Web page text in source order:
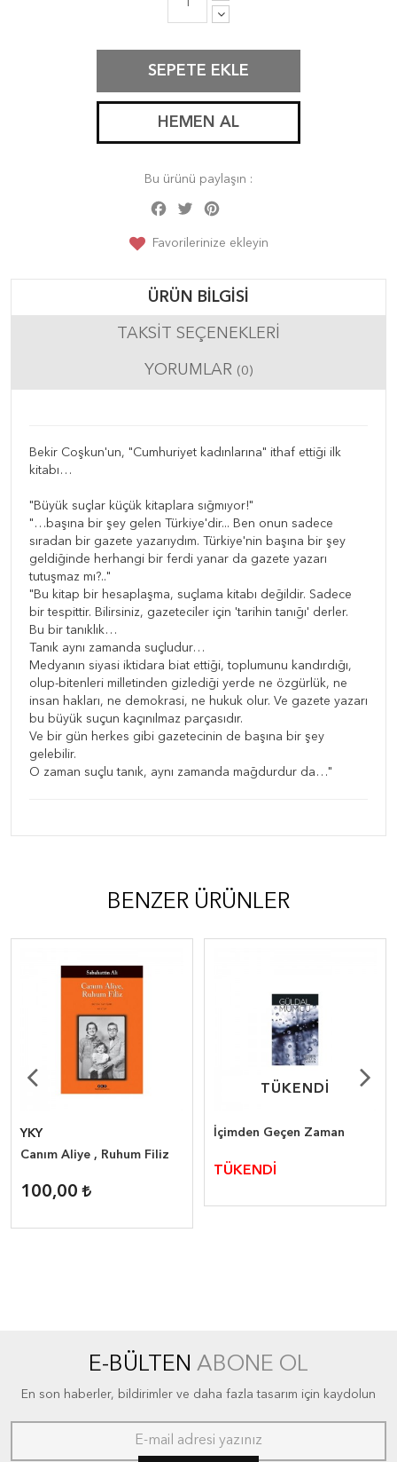
SEPETE EKLE
HEMEN AL
Bu ürünü paylaşın :
Facebook
Twitter
Favorilerinize ekleyin
ÜRÜN BILGISI
TAKSIT SEÇENEKLERI
YORUMLAR (0)
Bekir Coşkun'un, "Cumhuriyet kadınlarına" ithaf ettiği ilk
kitabı…
"Büyük suçlar küçük kitaplara sığmıyor!"
"…başına bir şey gelen Türkiye'dir... Ben onun sadece
sıradan bir gazete yazarıydım. Türkiye'nin başına bir şey
geldiğinde herhangi bir ferdi yanar da gazete yazarı
tutuşmaz mı?.."
"Bu kitap bir hesaplaşma, suçlama kitabı değildir. Sadece
bir tespittir. Bilirsiniz, gazeteciler için 'tarihin tanığı' derler.
Bu bir tanıklık…
Tanık aynı zamanda suçludur…
Medyanın siyasi iktidara biat ettiği, toplumunu kandırdığı,
olup-bitenleri milletinden gizlediği yerde ne özgürlük, ne
insan hakları, ne demokrasi, ne hukuk olur. Ve gazete yazarı
bu büyük suçun kaçınılmaz parçasıdır.
Ve bir gün herkes gibi gazetecinin de başına bir şey
gelebilir.
O zaman suçlu tanık, aynı zamanda mağdurdur da…"
BENZER ÜRÜNLER
YKY
Canım Aliye , Ruhum Filiz
100,00
TÜKENDİ
TÜKENDİ
İçimden Geçen Zaman
TÜKENDİ
E-BÜLTEN ABONE OL
En son haberler, bildirimler ve daha fazla tasarım için kaydolun